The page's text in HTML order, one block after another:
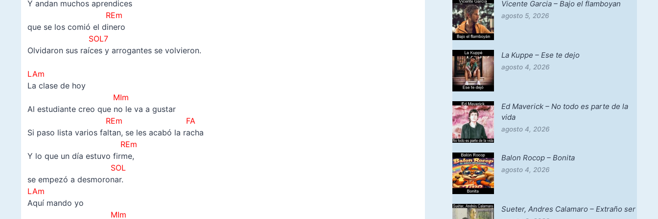
Y andan muchos aprendices
REm
que se los comió el dinero
SOL7
Olvidaron sus raíces y arrogantes se volvieron.
LAm
La clase de hoy
MIm
Al estudiante creo que no le va a gustar
REm FA
Si paso lista varios faltan, se les acabó la racha
REm
Y lo que un día estuvo firme,
SOL
se empezó a desmoronar.
LAm
Aquí mando yo
MIm
Vicente Garcia – Bajo el flamboyan
agosto 5, 2026
La Kuppe – Ese te dejo
agosto 4, 2026
Ed Maverick – No todo es parte de la
vida
agosto 4, 2026
Balon Rocop – Bonita
agosto 4, 2026
Sueter, Andres Calamaro – Extraño ser